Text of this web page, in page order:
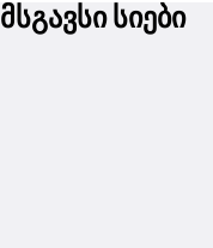
მსგავსი სიები